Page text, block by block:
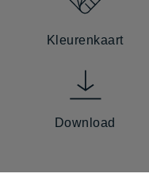
Kleurenkaart
Download